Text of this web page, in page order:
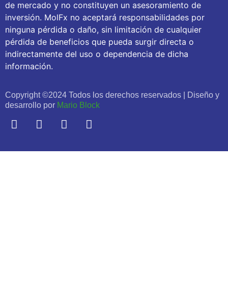
de mercado y no constituyen un asesoramiento de
inversión. MolFx no aceptará responsabilidades por
ninguna pérdida o daño, sin limitación de cualquier
pérdida de beneficios que pueda surgir directa o
indirectamente del uso o dependencia de dicha
información.
Copyright ©2024 Todos los derechos reservados | Diseño y
desarrollo por Mario Block